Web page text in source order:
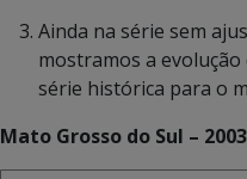
Ainda na série sem
mostramos a
série histórica para o
Mato Grosso do Sul –